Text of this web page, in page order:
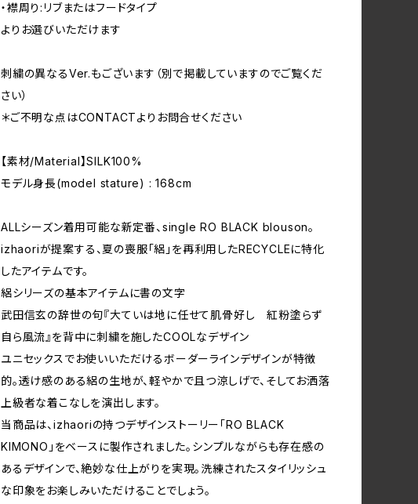
・襟周り:リブまたはフードタイプ
よりお選びいただけます
刺繍の異なるVer.もございます（別で掲載していますのでご覧くだ
さい）
＊ご不明な点はCONTACTよりお問合せください
【素材/Material】SILK100%
モデル身長(model stature) : 168cm
ALLシーズン着用可能な新定番、single RO BLACK blouson。
izhaoriが提案する、夏の喪服「絽」を再利用したRECYCLEに特化
したアイテムです。
絽シリーズの基本アイテムに書の文字
武田信玄の辞世の句『大ていは地に任せて肌骨好し 紅粉塗らず
自ら風流』を背中に刺繍を施したCOOLなデザイン
ユニセックスでお使いいただけるボーダーラインデザインが特徴
的。透け感のある絽の生地が、軽やかで且つ涼しげで、そしてお洒落
上級者な着こなしを演出します。
当商品は、izhaoriの持つデザインストーリー「RO BLACK
KIMONO」をベースに製作されました。シンプルながらも存在感の
あるデザインで、絶妙な仕上がりを実現。洗練されたスタイリッシュ
な印象をお楽しみいただけることでしょう。